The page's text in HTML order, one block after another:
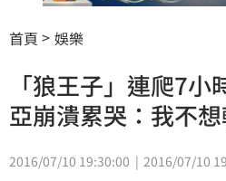
首頁 娛樂
「狼王子」連爬7
亞崩潰累哭：我不想
2016/07/10 19:30:00 2016/07/10